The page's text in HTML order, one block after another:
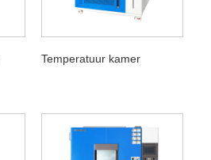
Temperatuur kamer